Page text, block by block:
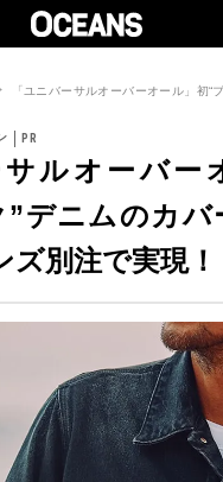
「ユニバーサルオーバーオール」初
サルオーバー
”デニムのカバ
別注で実現！